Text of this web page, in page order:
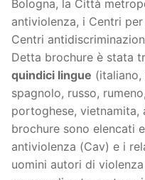
Bologna, la Città
antiviolenza, i Centri
Centri
Detta brochure è stata
quindici lingue (italiano,
spagnolo, russo,
portoghese, vietnamita,
brochure sono elencati
antiviolenza (Cav) e i
uomini autori di